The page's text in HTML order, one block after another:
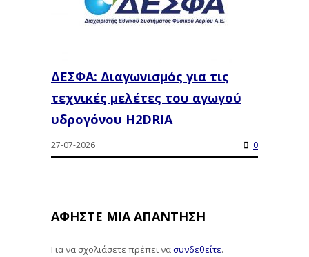
ΔΕΣΦΑ: Διαγωνισμός για τις
τεχνικές μελέτες του αγωγού
υδρογόνου H2DRIA
27-07-2026 0
ΑΦΉΣΤΕ ΜΙΑ ΑΠΆΝΤΗΣΗ
Για να σχολιάσετε πρέπει νασυνδεθείτε.